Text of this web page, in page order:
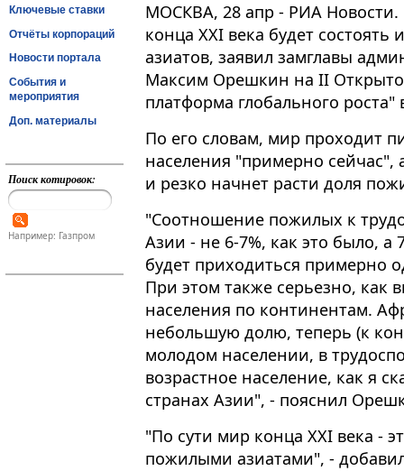
Ключевые ставки
Отчёты корпораций
Новости портала
События и
мероприятия
Доп. материалы
Поиск котировок:
Например: Газпром
МОСКВА, 28 апр - РИА Новости.
конца XXI века будет
азиатов, заявил замглавы
Максим Орешкин на II
платформа глобального
По его словам, мир проходит
населения "примерно сейчас",
и резко начнет расти доля
"Соотношение пожилых к
Азии - не 6-7%, как это было, а
будет приходиться примерно
При этом также серьезно, как
населения по континентам.
небольшую долю, теперь (к
молодом населении, в
возрастное население, как я
странах Азии", - пояснил
"По сути мир конца XXI века -
пожилыми азиатами", -